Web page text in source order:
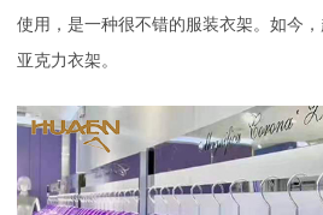
使用，是一种很不错的服装衣架。如今
亚克力衣架。